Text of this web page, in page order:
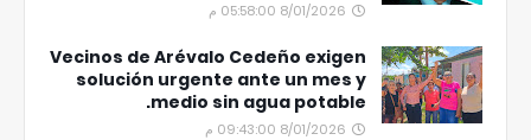
8/01/2026 05:58:00 م
Vecinos de Arévalo Cedeño exigen
solución urgente ante un mes y
medio sin agua potable.
8/01/2026 09:43:00 م